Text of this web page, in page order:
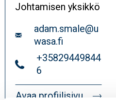
Johtamisen yksikkö
Sähköposti
adam.smale@u
wasa.fi
Puhelin
+35829449844
6
Avaa profiilisivu